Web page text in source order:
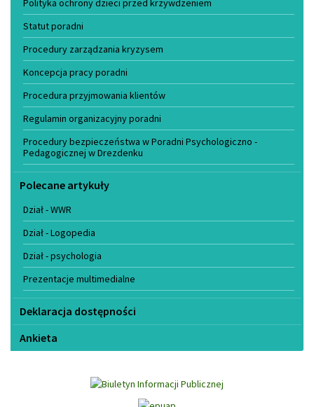
Polityka ochrony dzieci przed krzywdzeniem
Statut poradni
Procedury zarządzania kryzysem
Koncepcja pracy poradni
Procedura przyjmowania klientów
Regulamin organizacyjny poradni
Procedury bezpieczeństwa w Poradni Psychologiczno -
Pedagogicznej w Drezdenku
Polecane artykuły
Dział - WWR
Dział - Logopedia
Dział - psychologia
Prezentacje multimedialne
Deklaracja dostępności
Ankieta